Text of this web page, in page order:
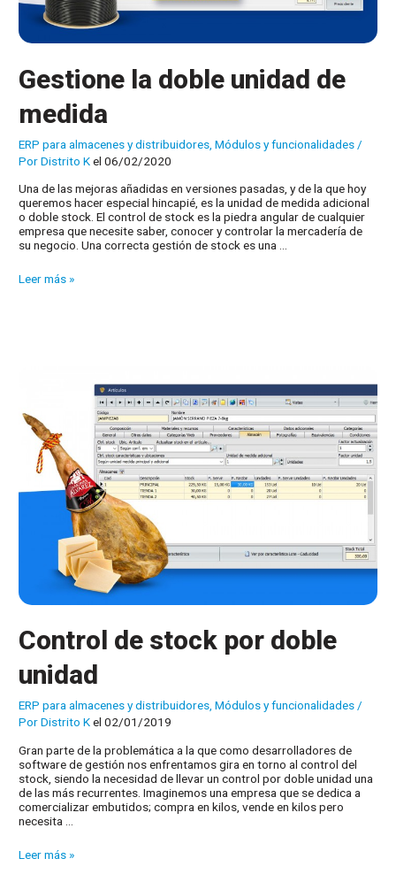
Gestione la doble unidad de
medida
ERP para almacenes y distribuidores ,Módulos y funcionalidades /
PorDistrito Kel 06/02/2020
Una de las mejoras añadidas en versiones pasadas, y de la que hoy
queremos hacer especial hincapié, es la unidad de medida adicional
o doble stock. El control de stock es la piedra angular de cualquier
empresa que necesite saber, conocer y controlar la mercadería de
su negocio. Una correcta gestión de stock es una …
Gestione
Leer más »
Control de stock por doble
unidad
ERP para almacenes y distribuidores,Módulos y funcionalidades/
PorDistrito Kel 02/01/2019
Gran parte de la problemática a la que como desarrolladores de
software de gestión nos enfrentamos gira en torno al control del
stock, siendo la necesidad de llevar un control por doble unidad una
de las más recurrentes. Imaginemos una empresa que se dedica a
comercializar embutidos; compra en kilos, vende en kilos pero
necesita …
Control
Leer más »